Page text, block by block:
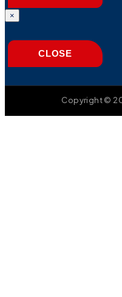
×
CLOSE
Copyright ©